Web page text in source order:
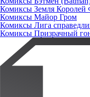
Комиксы Земля Королей
Комиксы Майор Гром
Комиксы Лига
Комиксы Призрачный